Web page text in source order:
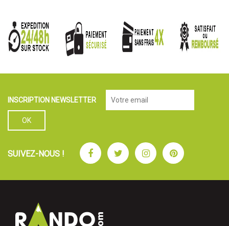
INSCRIPTION NEWSLETTER
SUIVEZ-NOUS ! FacebookTwitterInstagramPinterest